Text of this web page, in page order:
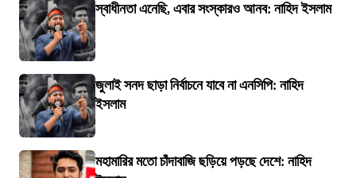
স্বাধীনতা এনেছি, এবার সংস্কারও আনব: নাহিদ ইসলাম
জুলাই সনদ ছাড়া নির্বাচনে যাবে না এনসিপি: নাহিদ
ইসলাম
মহামারির মতো চাঁদাবাজি ছড়িয়ে পড়ছে দেশে: নাহিদ